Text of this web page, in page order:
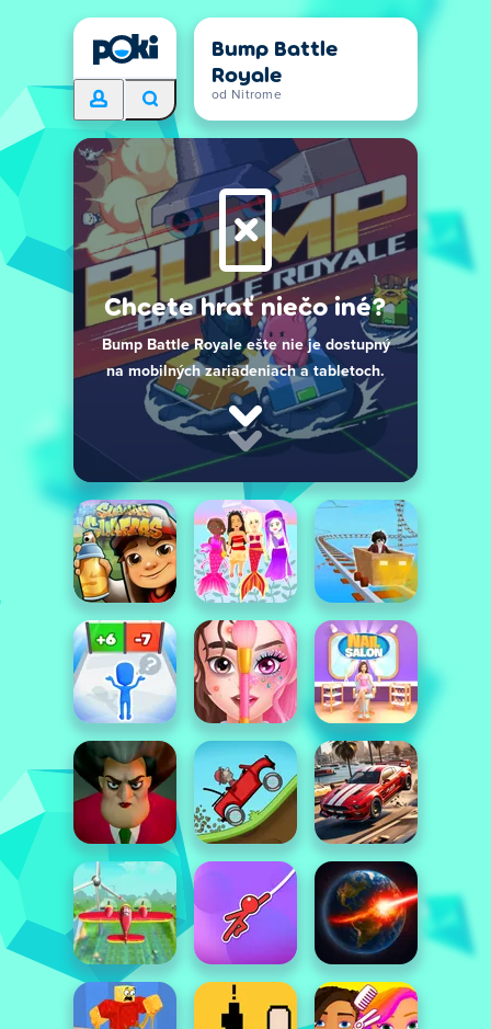
Bump Battle
Royale
od Nitrome
Chcete hrať niečo iné?
Bump Battle Royale ešte nie je dostupný
na mobilných zariadeniach a tabletoch.